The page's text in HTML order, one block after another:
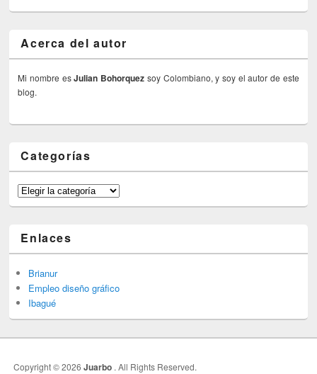
Acerca del autor
Mi nombre esJulian Bohorquez soy Colombiano, y soy el autor de este
blog.
Categorías
Categorías
Enlaces
Brianur
Empleo diseño gráfico
Ibagué
Copyright © 2026Juarbo . All Rights Reserved.